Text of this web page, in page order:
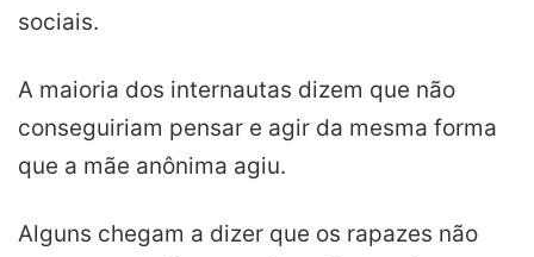
sociais.
A maioria dos internautas dizem que não
conseguiriam pensar e agir da mesma forma
que a mãe anônima agiu.
Alguns chegam a dizer que os rapazes não